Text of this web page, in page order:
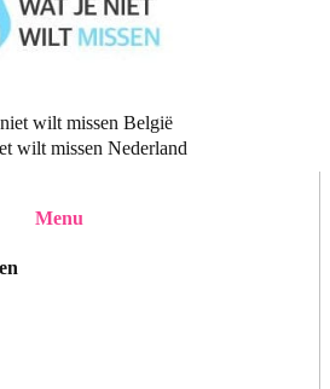
wilt missen België
wilt missen Nederland
Menu